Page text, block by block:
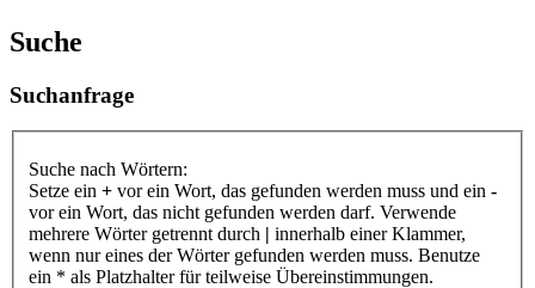
Suche
Suchanfrage
Suche nach Wörtern:
Setze ein + vor ein Wort, das gefunden werden muss und ein -
vor ein Wort, das nicht gefunden werden darf. Verwende
mehrere Wörter getrennt durch | innerhalb einer Klammer,
wenn nur eines der Wörter gefunden werden muss. Benutze
ein * als Platzhalter für teilweise Übereinstimmungen.